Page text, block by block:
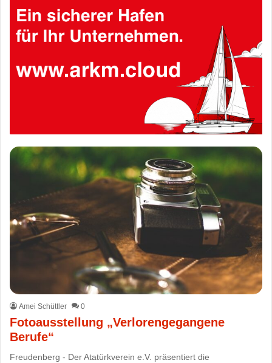
Amei Schüttler 0
Fotoausstellung „Verlorengegangene
Berufe“
Freudenberg - Der Atatürkverein e.V. präsentiert die